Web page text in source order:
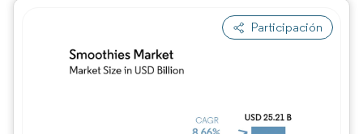
Participación